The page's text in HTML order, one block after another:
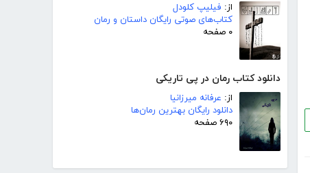
از: فیلیپ کلودل
کتاب‌های صوتی رایگان داستان و رمان
۰ صفحه
دانلود کتاب رمان در پی تاریکی
از: عرفانه میرزانیا
دانلود رایگان بهترین رمان‌ها
۶۹۰ صفحه